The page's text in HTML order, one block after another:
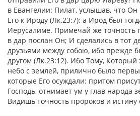
в Евангелии: Пилат, услышав, что Он
Его к Ироду (Лк.23:7); а Ирод был
Иерусалиме. Примечай же точность
в дар послан Он; И сделались в тот
друзьями между собою, ибо прежде
другом (Лк.23:12). Ибо Тому,
небо с землей, прилично было
которые Его осуждали: притом
Господь, отнимает ум у глав народа
Видишь точность пророков и истину